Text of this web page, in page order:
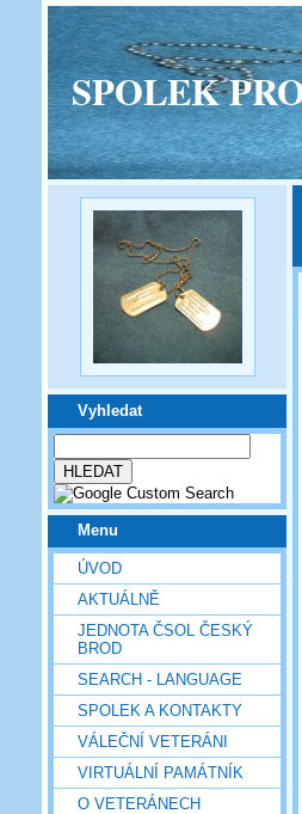
SPOLEK
Vyhledat
Menu
ÚVOD
AKTUÁLNĚ
JEDNOTA ČSOL ČESKÝ
BROD
SEARCH - LANGUAGE
SPOLEK A KONTAKTY
VÁLEČNÍ VETERÁNI
VIRTUÁLNÍ PAMÁTNÍK
O VETERÁNECH